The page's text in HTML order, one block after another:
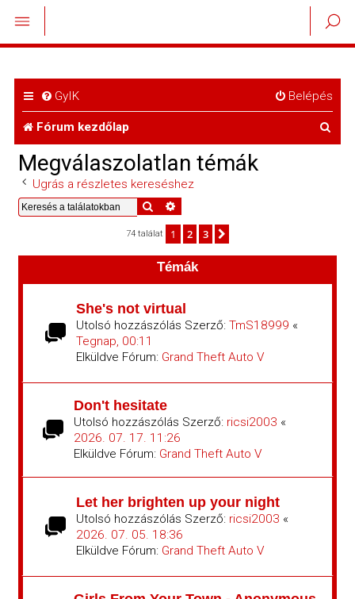
GyIK Belépés
Fórum kezdőlap
é
Megválaszolatlan témák
Ugrás a részletes kereséshez
Keresés
74 találat 1 2 3
Témák
She's not virtual
Utolsó hozzászólás Szerző: TmS18999 «
Tegnap, 00:11
Elküldve Fórum: Grand Theft Auto V
Don't hesitate
Utolsó hozzászólás Szerző: ricsi2003 «
2026. 07. 17. 11:26
Elküldve Fórum: Grand Theft Auto V
Let her brighten up your night
Utolsó hozzászólás Szerző: ricsi2003 «
2026. 07. 05. 18:36
Elküldve Fórum: Grand Theft Auto V